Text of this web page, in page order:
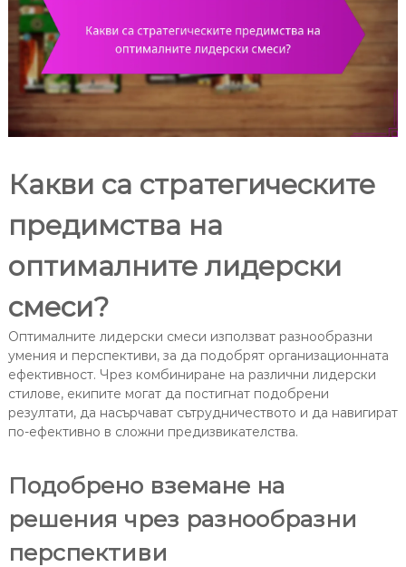
Какви са стратегическите
предимства на
оптималните лидерски
смеси?
Оптималните лидерски смеси използват разнообразни
умения и перспективи, за да подобрят организационната
ефективност. Чрез комбиниране на различни лидерски
стилове, екипите могат да постигнат подобрени
резултати, да насърчават сътрудничеството и да навигират
по-ефективно в сложни предизвикателства.
Подобрено вземане на
решения чрез разнообразни
перспективи